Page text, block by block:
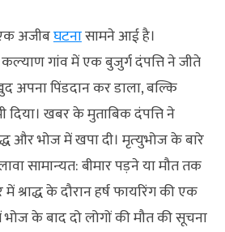
अजीबघटनासामने आई है।
गांव में एक बुजुर्ग दंपत्ति ने जीते
अपना पिंडदान कर डाला, बल्कि
दिया। खबर के मुताबिक दंपत्ति ने
और भोज में खपा दी। मृत्‍युभोज के बारे
सामान्‍यत: बीमार पड़ने या मौत तक
के दौरान हर्ष फायरिंग की एक
भोज के बाद दो लोगों की मौत की सूचना